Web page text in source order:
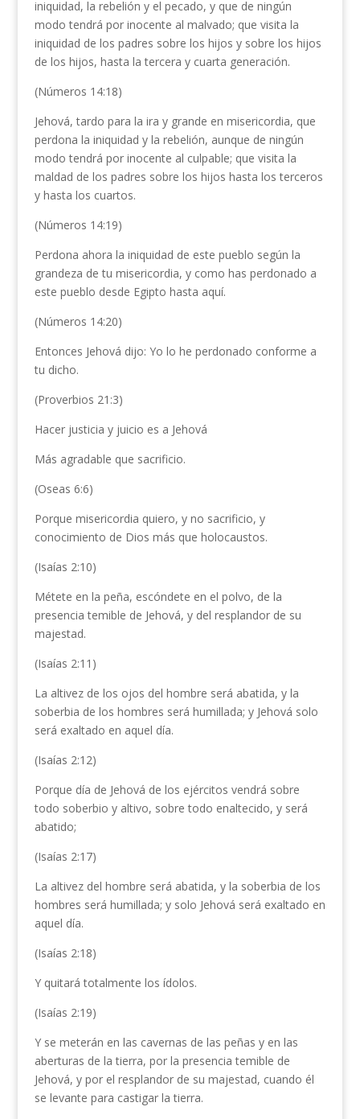
iniquidad, la rebelión y el pecado, y que de ningún
modo tendrá por inocente al malvado; que visita la
iniquidad de los padres sobre los hijos y sobre los hijos
de los hijos, hasta la tercera y cuarta generación.
(Números 14:18)
Jehová, tardo para la ira y grande en misericordia, que
perdona la iniquidad y la rebelión, aunque de ningún
modo tendrá por inocente al culpable; que visita la
maldad de los padres sobre los hijos hasta los terceros
y hasta los cuartos.
(Números 14:19)
Perdona ahora la iniquidad de este pueblo según la
grandeza de tu misericordia, y como has perdonado a
este pueblo desde Egipto hasta aquí.
(Números 14:20)
Entonces Jehová dijo: Yo lo he perdonado conforme a
tu dicho.
(Proverbios 21:3)
Hacer justicia y juicio es a Jehová
Más agradable que sacrificio.
(Oseas 6:6)
Porque misericordia quiero, y no sacrificio, y
conocimiento de Dios más que holocaustos.
(Isaías 2:10)
Métete en la peña, escóndete en el polvo, de la
presencia temible de Jehová, y del resplandor de su
majestad.
(Isaías 2:11)
La altivez de los ojos del hombre será abatida, y la
soberbia de los hombres será humillada; y Jehová solo
será exaltado en aquel día.
(Isaías 2:12)
Porque día de Jehová de los ejércitos vendrá sobre
todo soberbio y altivo, sobre todo enaltecido, y será
abatido;
(Isaías 2:17)
La altivez del hombre será abatida, y la soberbia de los
hombres será humillada; y solo Jehová será exaltado en
aquel día.
(Isaías 2:18)
Y quitará totalmente los ídolos.
(Isaías 2:19)
Y se meterán en las cavernas de las peñas y en las
aberturas de la tierra, por la presencia temible de
Jehová, y por el resplandor de su majestad, cuando él
se levante para castigar la tierra.